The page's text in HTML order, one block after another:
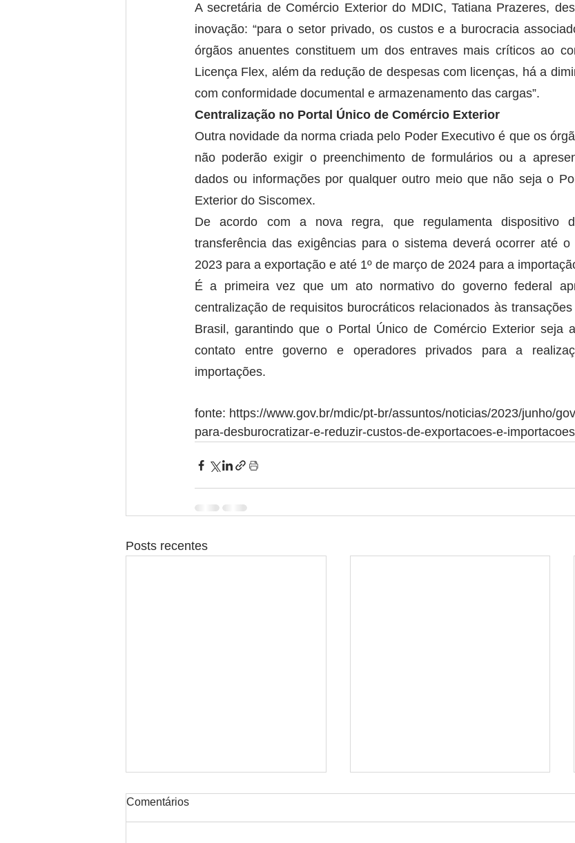
A secretária de Comércio Exterior do MDIC, Tatiana Prazeres,
inovação: “para o setor privado, os custos e a burocracia
órgãos anuentes constituem um dos entraves mais críticos ao
Licença Flex, além da redução de despesas com licenças, há a
com conformidade documental e armazenamento das cargas”.
Centralização no Portal Único de Comércio Exterior
Outra novidade da norma criada pelo Poder Executivo é que os
não poderão exigir o preenchimento de formulários ou a
dados ou informações por qualquer outro meio que não seja o
Exterior do Siscomex.
De acordo com a nova regra, que regulamenta dispositivo
transferência das exigências para o sistema deverá ocorrer até
2023 para a exportação e até 1º de março de 2024 para a
É a primeira vez que um ato normativo do governo federal
centralização de requisitos burocráticos relacionados às
Brasil, garantindo que o Portal Único de Comércio Exterior seja
contato entre governo e operadores privados para a
importações.
fonte: https://www.gov.br/mdic/pt-br/assuntos/noticias/2023/junho/
para-desburocratizar-e-reduzir-custos-de-exportacoes-e-importacoes
Posts recentes
Comentários